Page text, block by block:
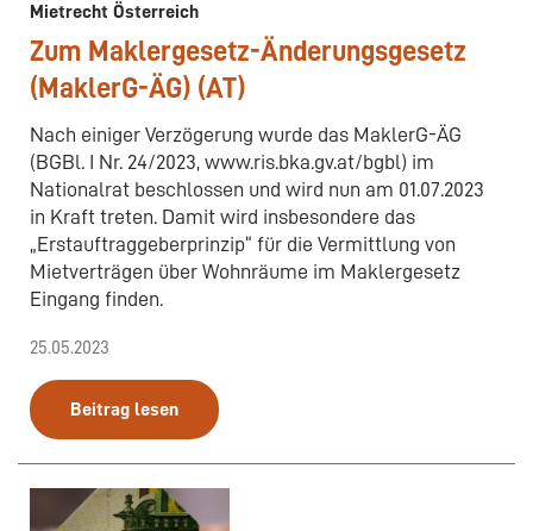
Mietrecht Österreich
Zum Maklergesetz-Änderungsgesetz
(MaklerG-ÄG) (AT)
Nach einiger Verzögerung wurde das MaklerG-ÄG
(BGBl. I Nr. 24/2023, www.ris.bka.gv.at/bgbl) im
Nationalrat beschlossen und wird nun am 01.07.2023
in Kraft treten. Damit wird insbesondere das
„Erstauftraggeberprinzip“ für die Vermittlung von
Mietverträgen über Wohnräume im Maklergesetz
Eingang finden.
25.05.2023
Beitrag lesen